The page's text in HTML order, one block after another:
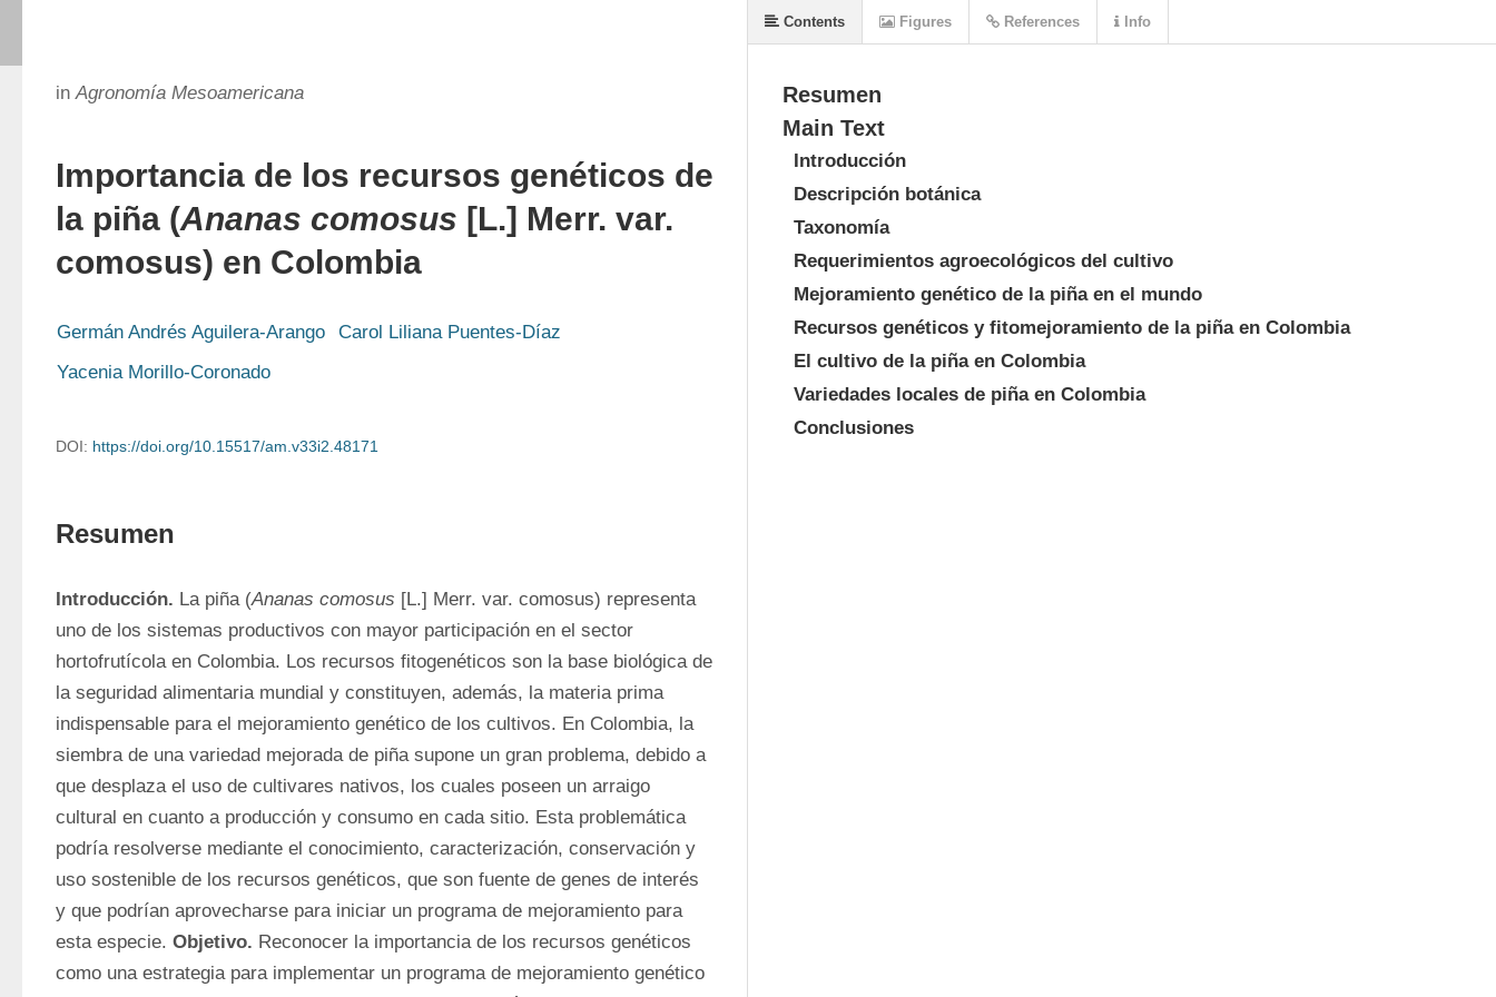
inAgronomía Mesoamericana
Importancia de los recursos genéticos de
la piña (Ananas comosus [L.] Merr. var.
comosus) en Colombia
Germán Andrés Aguilera-Arango
Carol Liliana Puentes-Díaz
Yacenia Morillo-Coronado
DOI: https://doi.org/10.15517/am.v33i2.48171
Resumen
Introducción. La piña (Ananas comosus [L.] Merr. var. comosus) representa
uno de los sistemas productivos con mayor participación en el sector
hortofrutícola en Colombia. Los recursos fitogenéticos son la base biológica de
la seguridad alimentaria mundial y constituyen, además, la materia prima
indispensable para el mejoramiento genético de los cultivos. En Colombia, la
siembra de una variedad mejorada de piña supone un gran problema, debido a
que desplaza el uso de cultivares nativos, los cuales poseen un arraigo
cultural en cuanto a producción y consumo en cada sitio. Esta problemática
podría resolverse mediante el conocimiento, caracterización, conservación y
uso sostenible de los recursos genéticos, que son fuente de genes de interés
y que podrían aprovecharse para iniciar un programa de mejoramiento para
esta especie. Objetivo. Reconocer la importancia de los recursos genéticos
como una estrategia para implementar un programa de mejoramiento genético
Resumen
Main Text
Introducción
Descripción botánica
Taxonomía
Requerimientos agroecológicos del cultivo
Mejoramiento genético de la piña en el mundo
Recursos genéticos y fitomejoramiento de la piña en Colombia
El cultivo de la piña en Colombia
Variedades locales de piña en Colombia
Conclusiones
Contents Figures References Info